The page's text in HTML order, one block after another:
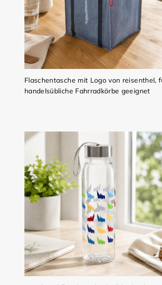
Flaschentasche mit Logo von reisenthel,
handelsübliche Fahrradkörbe geeignet